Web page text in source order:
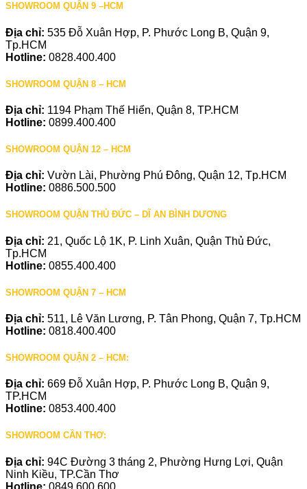
SHOWROOM QUẬN 9 –HCM
Địa chỉ: 535 Đỗ Xuân Hợp, P. Phước Long B, Quận 9,
Tp.HCM
Hotline: 0828.400.400
SHOWROOM QUẬN 8 – HCM
Địa chỉ: 1194 Phạm Thế Hiển, Quận 8, TP.HCM
Hotline: 0899.400.400
SHOWROOM QUẬN 12 – HCM
Địa chỉ: Vườn Lài, Phường Phú Đông, Quận 12, Tp.HCM
Hotline: 0886.500.500
SHOWROOM QUẬN THỦ ĐỨC – DĨ AN BÌNH DƯƠNG
Địa chỉ: 21, Quốc Lộ 1K, P. Linh Xuân, Quận Thủ Đức,
Tp.HCM
Hotline: 0855.400.400
SHOWROOM QUẬN 7 – HCM
Địa chỉ: 511, Lê Văn Lương, P. Tân Phong, Quận 7, Tp.HCM
Hotline: 0818.400.400
SHOWROOM QUẬN 2 – HCM:
Địa chỉ: 669 Đỗ Xuân Hợp, P. Phước Long B, Quận 9,
TP.HCM
Hotline: 0853.400.400
SHOWROOM CẦN THƠ:
Địa chỉ: 94C Đường 3 tháng 2, Phường Hưng Lợi, Quận
Ninh Kiều, TP.Cần Thơ
Hotline: 0849.600.600